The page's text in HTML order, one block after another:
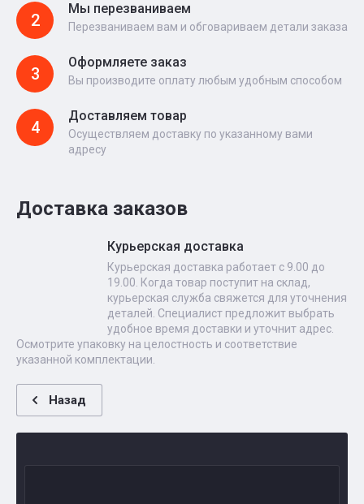
2
Мы перезваниваем
Перезваниваем вам и обговариваем детали заказа
3
Оформляете заказ
Вы производите оплату любым удобным способом
4
Доставляем товар
Осуществляем доставку по указанному вами
адресу
Доставка заказов
Курьерская доставка
Курьерская доставка работает с 9.00 до
19.00. Когда товар поступит на склад,
курьерская служба свяжется для уточнения
деталей. Специалист предложит выбрать
удобное время доставки и уточнит адрес.
Осмотрите упаковку на целостность и соответствие
указанной комплектации.
Назад